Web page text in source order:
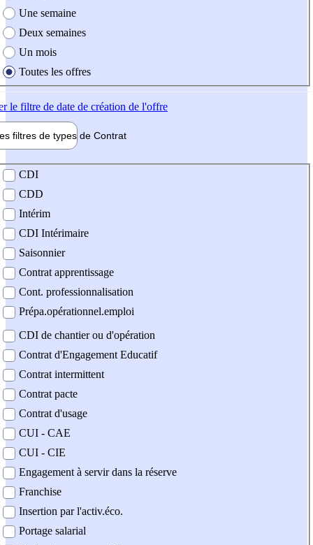
Une semaine
Deux semaines
Un mois
Toutes les offres
le filtre de date de création de l'offre
filtres de types de Contrat
contrat
CDI
CDD
Intérim
CDI Intérimaire
Saisonnier
Contrat apprentissage
Cont. professionnalisation
Prépa.opérationnel.emploi
CDI de chantier ou d'opération
Contrat d'Engagement Educatif
Contrat intermittent
Contrat pacte
Contrat d'usage
CUI - CAE
CUI - CIE
Engagement à servir dans la réserve
Franchise
Insertion par l'activ.éco.
Portage salarial